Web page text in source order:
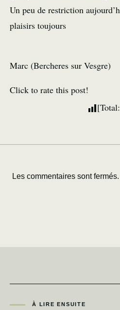
Un peu de restriction
plaisirs toujours
Marc (Bercheres sur Vesgre)
Click to rate this post!
[Total:
Les commentaires sont fermés.
À LIRE ENSUITE